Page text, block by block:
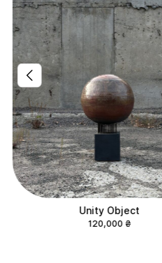
Unity Object
120,000 ₴